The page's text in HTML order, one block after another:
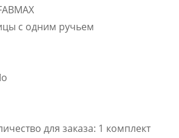
с одним ручьем
для заказа: 1 комплект